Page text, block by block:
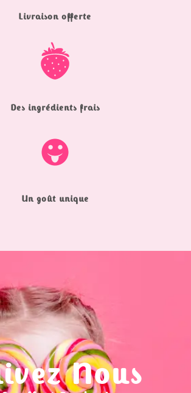
Livraison offerte
Des ingrédients frais
Un goût unique
Nous